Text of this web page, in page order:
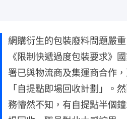
網購衍生的包裝廢料問題嚴
《限制快遞過度包裝要求》
署已與物流商及集運商合作
「自提點即場回收計劃」。
務懵然不知，有自提點半個